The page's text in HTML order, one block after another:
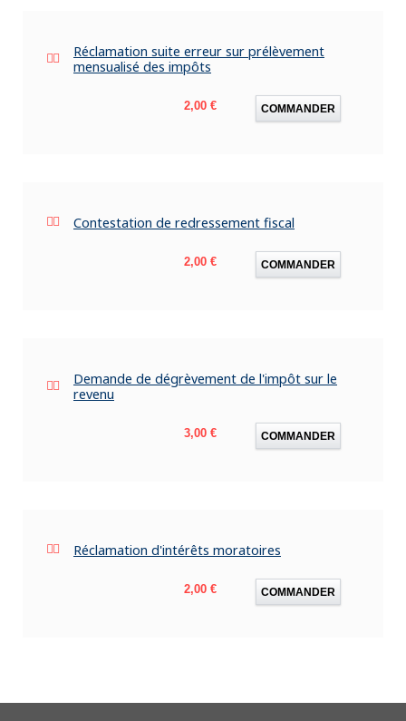
Réclamation suite erreur sur prélèvement
mensualisé des impôts
Prix
2,00 € COMMANDER
Contestation de redressement fiscal
Prix
2,00 € COMMANDER
Demande de dégrèvement de l'impôt sur le
revenu
Prix
3,00 € COMMANDER
Réclamation d'intérêts moratoires
Prix
2,00 € COMMANDER